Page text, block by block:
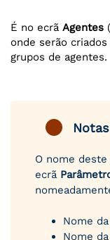
É no ecrã Agentes (
onde serão
grupos de agentes.
Notas
O nome
ecrã
Nome
Nome